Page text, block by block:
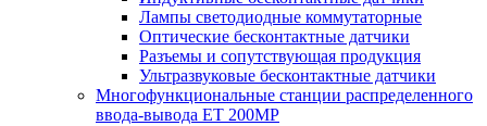
Лампы светодиодные коммутаторные
Оптические бесконтактные датчики
Разъемы и сопутствующая продукция
Ультразвуковые бесконтактные датчики
Многофункциональные станции распределенного
ввода-вывода ET 200MP